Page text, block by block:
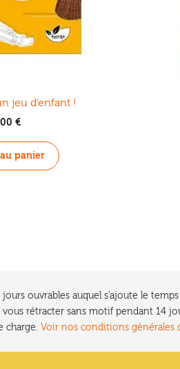
jeu d’enfant !
€
panier
ouvrables auquel s'ajoute le
rétracter sans motif pendant 14
charge. Voir nos conditions générales